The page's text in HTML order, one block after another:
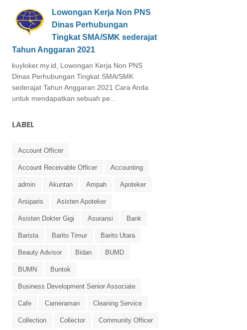
Lowongan Kerja Non PNS
Dinas Perhubungan
Tingkat SMA/SMK sederajat
Tahun Anggaran 2021
kuyloker.my.id, Lowongan Kerja Non PNS
Dinas Perhubungan Tingkat SMA/SMK
sederajat Tahun Anggaran 2021 Cara Anda
untuk mendapatkan sebuah pe...
LABEL
Account Officer
Account Receivable Officer Accounting
admin Akuntan Ampah Apoteker
Arsiparis Asisten Apoteker
Asisten Dokter Gigi Asuransi Bank
Barista Barito Timur Barito Utara
Beauty Advisor Bidan BUMD
BUMN Buntok
Business Development Senior Associate
Cafe Cameraman Cleaning Service
Collection Collector Community Officer